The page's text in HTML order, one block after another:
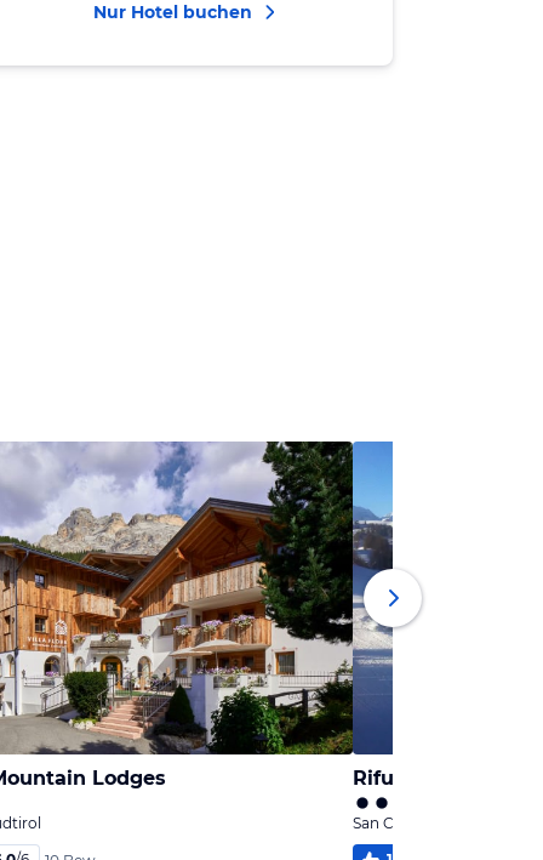
Nur Hotel buchen
Lodges Rifugio Las vegas
San Cassiano, Südtirol